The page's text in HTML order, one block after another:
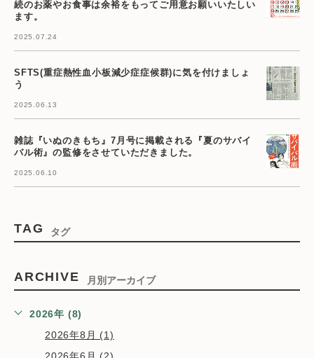
続のお薬やお食事は余裕をもってご用意お願いいたしい
ます。
2025.07.24
SFTS(重症熱性血小板減少症症候群)に気を付けましょ
う
2025.06.13
雑誌『いぬのきもち』7月号に掲載される『夏のサバイ
バル術』の監修をさせていただきました。
2025.06.10
TAG タグ
ARCHIVE 月別アーカイブ
2026年 (8)
2026年8月 (1)